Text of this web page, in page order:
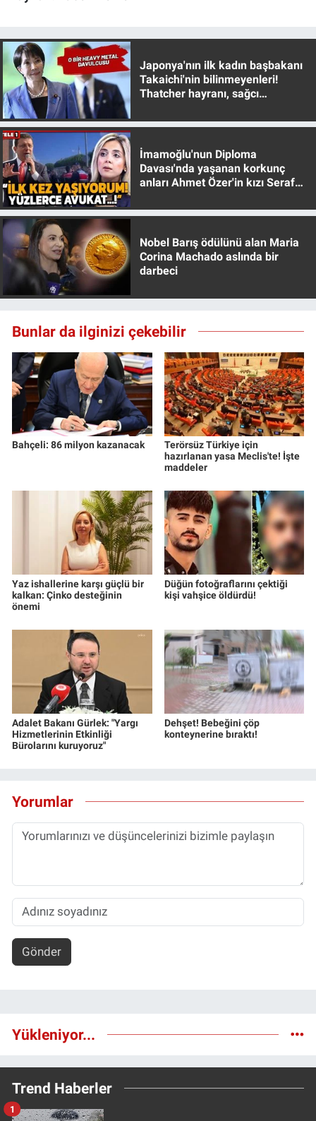
Japonya'nın ilk kadın başbakanı
Takaichi'nin bilinmeyenleri!
Thatcher hayranı, sağcı
İmamoğlu'nun Diploma
Davası'nda yaşanan korkunç
anları Ahmet Özer'in kızı Seraf
Nobel Barış ödülünü alan Maria
Corina Machado aslında bir
darbeci
Bunlar da ilginizi çekebilir
Bahçeli: 86 milyon kazanacak
Terörsüz Türkiye için
hazırlanan yasa Meclis'te! İşte
maddeler
Yaz ishallerine karşı güçlü bir
kalkan: Çinko desteğinin
önemi
Düğün fotoğraflarını çektiği
kişi vahşice öldürdü!
Adalet Bakanı Gürlek: "Yargı
Hizmetlerinin Etkinliği
Bürolarını kuruyoruz"
Dehşet! Bebeğini çöp
konteynerine bıraktı!
Yorumlar
Gönder
Yükleniyor...
Trend Haberler
1